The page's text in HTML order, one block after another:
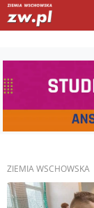
ZIEMIA WSCHOWSKA